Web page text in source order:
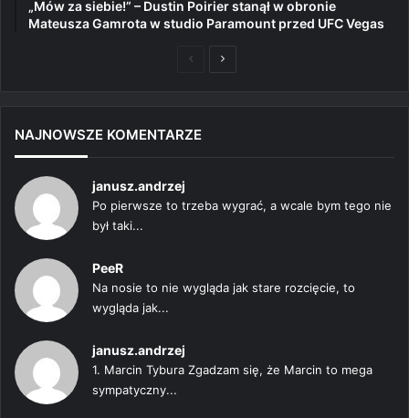
„Mów za siebie!” – Dustin Poirier stanął w obronie
Mateusza Gamrota w studio Paramount przed UFC Vegas
PoprzedniaNastępna
NAJNOWSZE KOMENTARZE
janusz.andrzej
Po pierwsze to trzeba wygrać, a wcale bym tego nie
był taki...
PeeR
Na nosie to nie wygląda jak stare rozcięcie, to
wygląda jak...
janusz.andrzej
1. Marcin Tybura Zgadzam się, że Marcin to mega
sympatyczny...